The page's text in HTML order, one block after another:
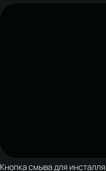
Кнопка смыва для